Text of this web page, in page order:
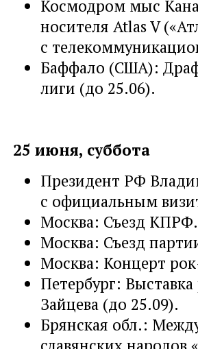
Космодром мыс
носителя Atlas V
с
Баффало (США):
лиги (до 25.06).
25 июня, суббота
Президент РФ
с официальным
Москва: Съезд КПРФ.
Москва: Съезд
Москва: Концерт
Петербург:
Зайцева (до 25.09).
Брянская обл.: